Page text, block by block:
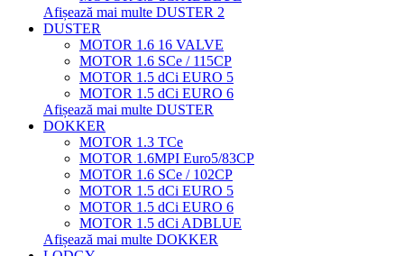
Afișează mai multe DUSTER 2
DUSTER
MOTOR 1.6 16 VALVE
MOTOR 1.6 SCe / 115CP
MOTOR 1.5 dCi EURO 5
MOTOR 1.5 dCi EURO 6
Afișează mai multe DUSTER
DOKKER
MOTOR 1.3 TCe
MOTOR 1.6MPI Euro5/83CP
MOTOR 1.6 SCe / 102CP
MOTOR 1.5 dCi EURO 5
MOTOR 1.5 dCi EURO 6
MOTOR 1.5 dCi ADBLUE
Afișează mai multe DOKKER